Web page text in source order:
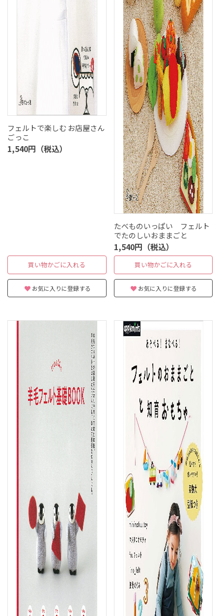
フェルトで楽しむ お店屋さん
ごっこ
1,540円（税込）
買い物かごに入れる
お気に入りに登録する
たべものいっぱい フェルト
でたのしいおままごと
1,540円（税込）
買い物かごに入れる
お気に入りに登録する